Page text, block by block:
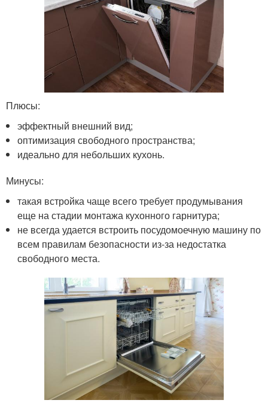
Плюсы:
эффектный внешний вид;
оптимизация свободного пространства;
идеально для небольших кухонь.
Минусы:
такая встройка чаще всего требует продумывания
еще на стадии монтажа кухонного гарнитура;
не всегда удается встроить посудомоечную машину по
всем правилам безопасности из-за недостатка
свободного места.